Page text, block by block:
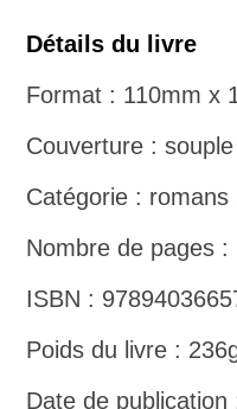
Détails du livre
Format : 110mm x
Couverture : souple
Catégorie :
Nombre de pages :
ISBN :
Poids du livre :
Date de